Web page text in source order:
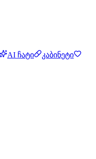
AI ჩატი
კაბინეტი